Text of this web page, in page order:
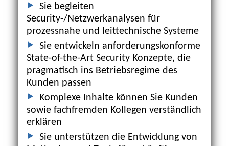
Sie begleiten
Security-/Netzwerkanalysen für
prozessnahe und leittechnische Systeme
Sie entwickeln anforderungskonforme
State-of-the-Art Security Konzepte, die
pragmatisch ins Betriebsregime des
Kunden passen
Komplexe Inhalte können Sie Kunden
sowie fachfremden Kollegen verständlich
erklären
Sie unterstützen die Entwicklung von